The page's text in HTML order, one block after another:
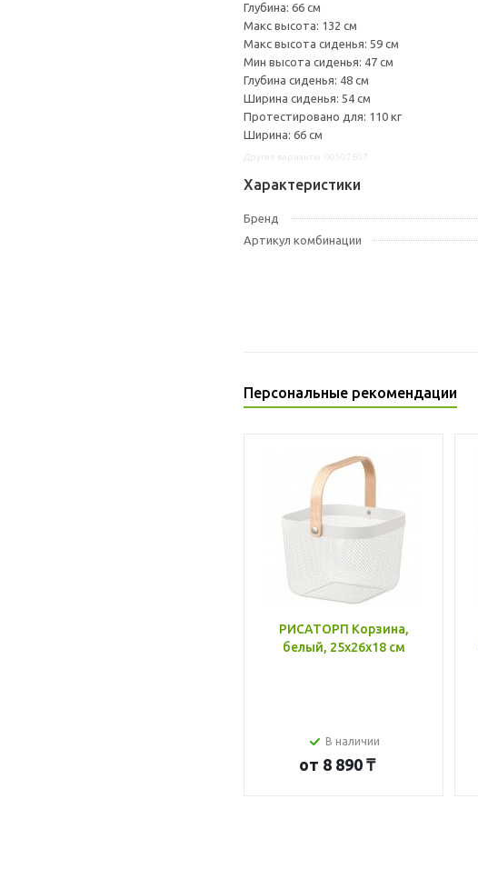
Глубина: 66 см
Макс высота: 132 см
Макс высота сиденья: 59 см
Мин высота сиденья: 47 см
Глубина сиденья: 48 см
Ширина сиденья: 54 см
Протестировано для: 110 кг
Ширина: 66 см
Характеристики
Бренд
Артикул комбинации
Персональные рекомендации
РИСАТОРП Корзина,
белый, 25x26x18 см
В наличии
от 8 890 ₸